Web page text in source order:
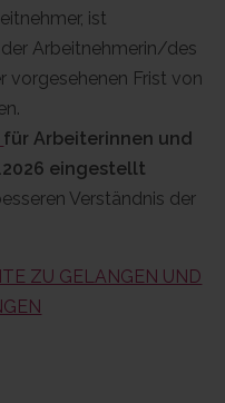
ist
Arbeitnehmerin/des
vorgesehenen Frist von
für Arbeiterinnen und
eingestellt
Verständnis der
ZU GELANGEN UND